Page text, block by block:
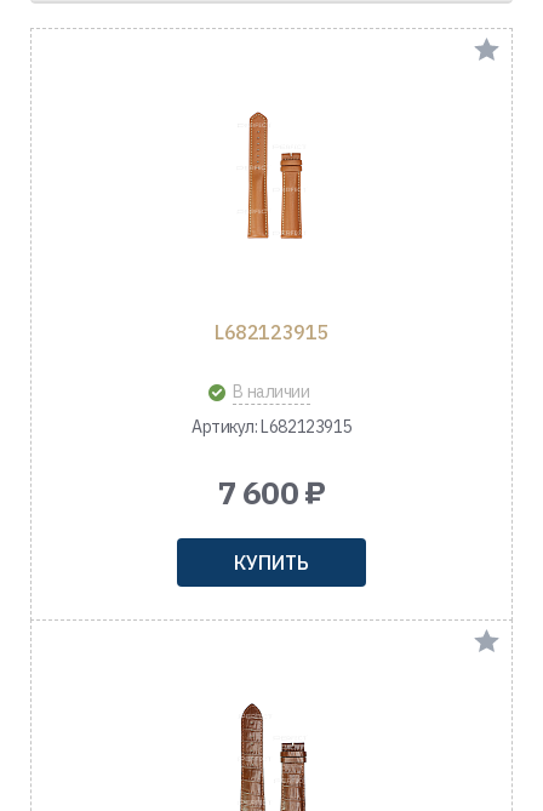
L682123915
В наличии
Артикул: L682123915
7 600 ₽
КУПИТЬ